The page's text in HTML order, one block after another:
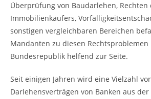
Überprüfung von Baudarlehen, Rechten
Immobilienkäufers,
sonstigen vergleichbaren Bereichen
Mandanten zu diesen
Bundesrepublik helfend zur Seite.
Seit einigen Jahren wird eine Vielzahl
Darlehensverträgen von Banken aus der